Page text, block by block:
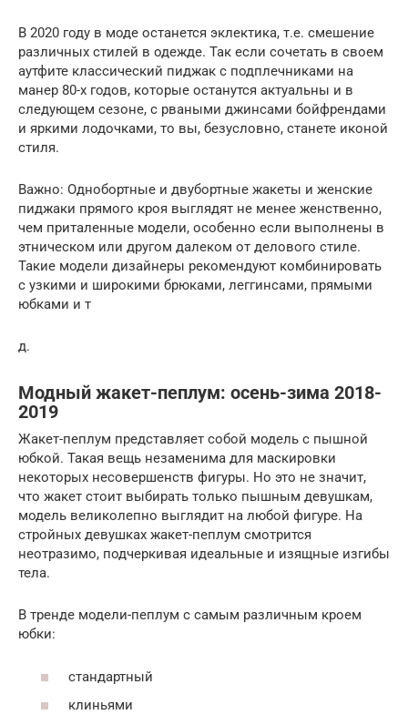
В 2020 году в моде останется эклектика, т.е. смешение
различных стилей в одежде. Так если сочетать в своем
аутфите классический пиджак с подплечниками на
манер 80-х годов, которые останутся актуальны и в
следующем сезоне, с рваными джинсами бойфрендами
и яркими лодочками, то вы, безусловно, станете иконой
стиля.
Важно: Однобортные и двубортные жакеты и женские
пиджаки прямого кроя выглядят не менее женственно,
чем приталенные модели, особенно если выполнены в
этническом или другом далеком от делового стиле.
Такие модели дизайнеры рекомендуют комбинировать
с узкими и широкими брюками, леггинсами, прямыми
юбками и т
д.
Модный жакет-пеплум: осень-зима 2018-
2019
Жакет-пеплум представляет собой модель с пышной
юбкой. Такая вещь незаменима для маскировки
некоторых несовершенств фигуры. Но это не значит,
что жакет стоит выбирать только пышным девушкам,
модель великолепно выглядит на любой фигуре. На
стройных девушках жакет-пеплум смотрится
неотразимо, подчеркивая идеальные и изящные изгибы
тела.
В тренде модели-пеплум с самым различным кроем
юбки:
стандартный
клиньями